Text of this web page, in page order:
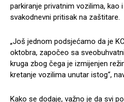
parkiranje privatnim vozilima, kao
svakodnevni pritisak na zaštitare.
„Još jednom podsjećamo da je
oktobra, započeo sa
kruga zbog čega je izmijenjen
kretanje vozilima unutar istog“,
Kako se dodaje, važno je da svi